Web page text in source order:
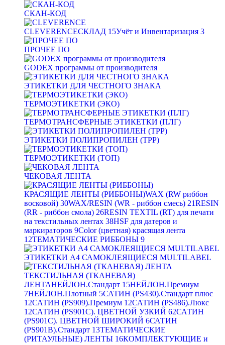
СКАН-КОД
CLEVERENCEСКЛАД 15Учёт и Инвентаризация 3
ПРОЧЕЕ ПО
GODEX программы от производителя
ЭТИКЕТКИ ДЛЯ ЧЕСТНОГО ЗНАКА
ТЕРМОЭТИКЕТКИ (ЭКО)
ТЕРМОТРАНСФЕРНЫЕ ЭТИКЕТКИ (ПЛГ)
ЭТИКЕТКИ ПОЛИПРОПИЛЕН (TPP)
ТЕРМОЭТИКЕТКИ (ТОП)
ЧЕКОВАЯ ЛЕНТА
КРАСЯЩИЕ ЛЕНТЫ (РИББОНЫ)WAX (RW риббон
восковой) 30WAX/RESIN (WR - риббон смесь) 21RESIN
(RR - риббон смола) 26RESIN TEXTIL (RT) для печати
на текстильных лентах 38HSF для датеров и
маркираторов 9Color (цветная) красящая лента
12ТЕМАТИЧЕСКИЕ РИББОНЫ 9
ЭТИКЕТКИ А4 САМОКЛЕЯЩИЕСЯ MULTILABEL
ТЕКСТИЛЬНАЯ (ТКАНЕВАЯ)
ЛЕНТАНЕЙЛОН.Стандарт 15НЕЙЛОН.Премиум
7НЕЙЛОН.Плотный 5САТИН (PS430).Стандарт плюс
12САТИН (PS909).Премиум 12САТИН (PS486).Люкс
12САТИН (PS901C). ЦВЕТНОЙ УЗКИЙ 62САТИН
(PS901C). ЦВЕТНОЙ ШИРОКИЙ 6САТИН
(PS901B).Стандарт 13ТЕМАТИЧЕСКИЕ
(РИТАУЛЬНЫЕ) ЛЕНТЫ 16КОМПЛЕКТУЮЩИЕ и